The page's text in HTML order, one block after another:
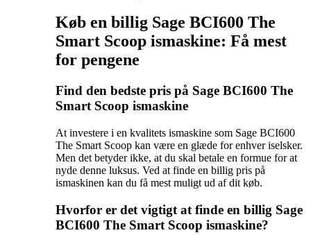
Køb en billig Sage BCI600 The
Smart Scoop ismaskine: Få mest
for pengene
Find den bedste pris på Sage BCI600 The
Smart Scoop ismaskine
At investere i en kvalitets ismaskine som Sage BCI600
The Smart Scoop kan være en glæde for enhver iselsker.
Men det betyder ikke, at du skal betale en formue for at
nyde denne luksus. Ved at finde en billig pris på
ismaskinen kan du få mest muligt ud af dit køb.
Hvorfor er det vigtigt at finde en billig Sage
BCI600 The Smart Scoop ismaskine?